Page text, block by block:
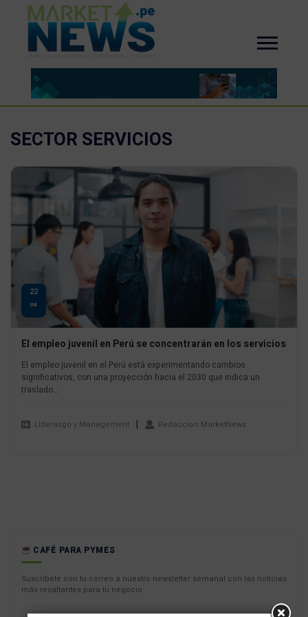
SECTOR SERVICIOS
22
ENE
El empleo juvenil en Perú se concentrarán en los servicios
El empleo juvenil en el Perú está experimentando cambios
significativos, con una proyección hacia el 2030 que indica un
traslado...
Liderazgo y Management Redaccion MarketNews
CAFÉ PARA PYMES
Suscríbete con tu correo a nuestro newsletter semanal con las noticias
más resaltantes para tu negocio.